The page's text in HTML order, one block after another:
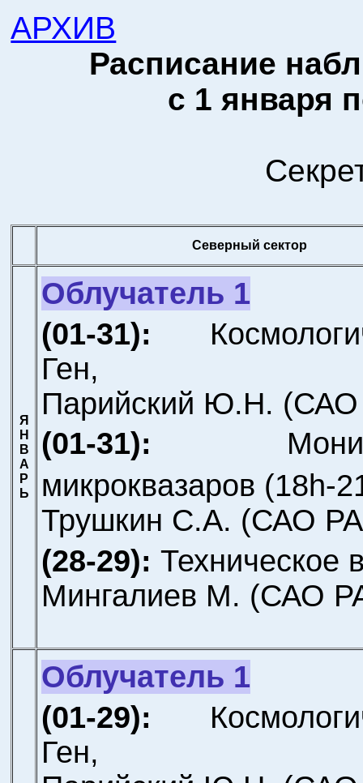
АРХИВ
Расписание
с 1 января
Северный сектор
Я
Н
В
А
Р
Ь
Облучатель 1
(01-31):
Ген,
Парийский Ю.Н.
(01-31):
микроквазаров (18h-
Трушкин С.А. (САО
(28-29):Техническое
Мингалиев М. (САО
Облучатель 1
(01-29):
Ген,